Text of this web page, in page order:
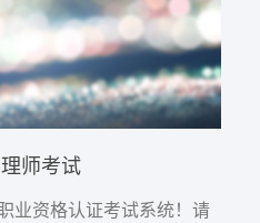
治疗师
管理师
格考试助考
咨询案例
管理理论
项目咨询
中心
新闻
资讯
杂志
展示
师考试
业资格认证考试系统！请